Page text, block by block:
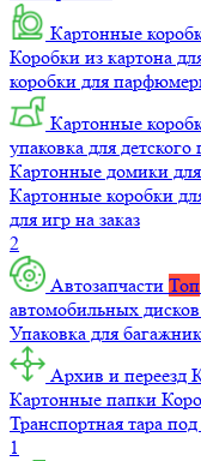
Картонные
Коробки из картона
коробки для
Картонные
упаковка для детского
Картонные домики
Картонные коробки
для игр на заказ
2
Автозапчасти Топ
автомобильных дисков
Упаковка для
Архив и переезд
Картонные папки
Транспортная тара под
1